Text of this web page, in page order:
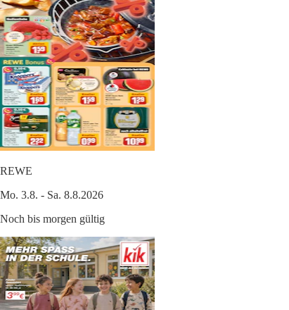
REWE
Mo. 3.8. - Sa. 8.8.2026
Noch bis morgen gültig